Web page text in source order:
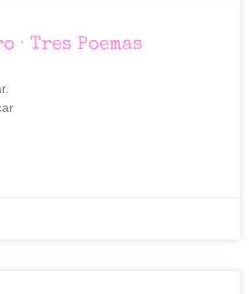
Tres Poemas